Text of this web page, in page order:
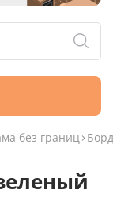
без границ